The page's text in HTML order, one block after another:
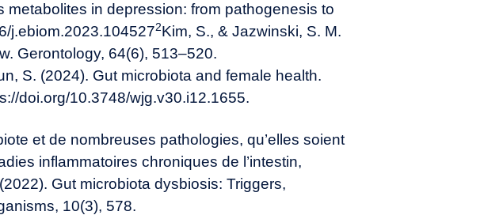
metabolites in depression: from pathogenesis to
j.ebiom.2023.1045272Kim, S., & Jazwinski, S. M.
Gerontology, 64(6), 513–520.
S. (2024). Gut microbiota and female health.
doi.org/10.3748/wjg.v30.i12.1655.
et de nombreuses pathologies, qu’elles soient
inflammatoires chroniques de l’intestin,
Gut microbiota dysbiosis: Triggers,
10(3), 578.